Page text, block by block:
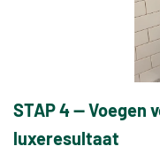
STAP 4 — Voegen
luxeresultaat